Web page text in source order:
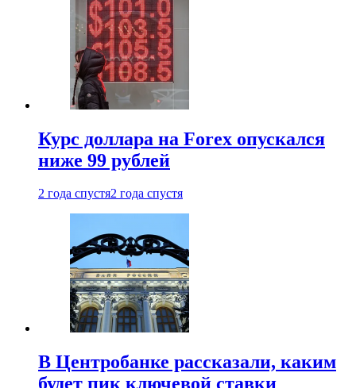
Курс доллара на Forex опускался
ниже 99 рублей
2 года спустя2 года спустя
В Центробанке рассказали, каким
будет пик ключевой ставки